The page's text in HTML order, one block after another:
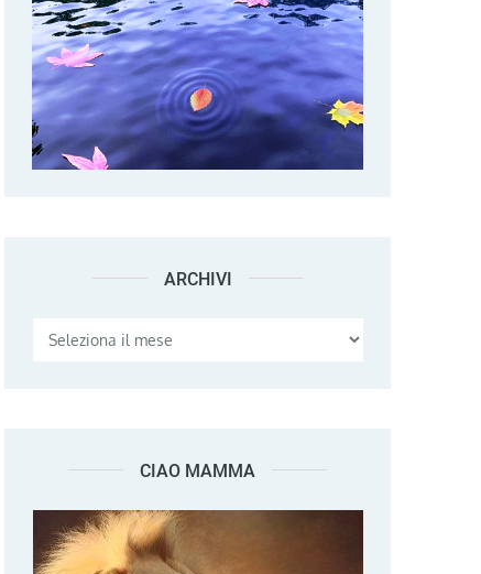
ARCHIVI Archivi
CIAO MAMMA